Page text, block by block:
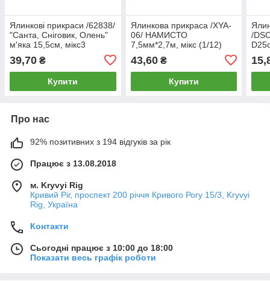
Ялинкові прикраси /62838/
"Санта, Сніговик, Олень"
м'яка 15,5см, мікс3
39,70 ₴
Купити
Ялинкова прикраса /XYA-
06/ НАМИСТО
7,5мм*2,7м, мікс (1/12)
43,60₴
Купити
/
Про нас
92% позитивних з 194 відгуків за рік
Працює з 13.08.2018
м. Kryvyi Rig
Кривий Ріг, проспект 200 річчя Кривого Рогу 15/3, Kryvyi
Rig, Україна
Контакти
Сьогодні працює з 10:00 до 18:00
Показати весь графік роботи